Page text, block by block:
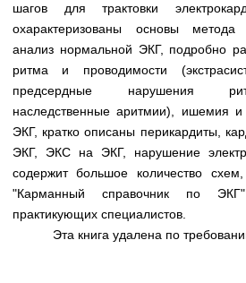
Новости (244)
Медицинская стандартизация
Нормативы экстренной и
Нормы лабораторных и
исследований
Обратная связь
шагов для трактовки
охарактеризованы основы метода
анализ нормальной ЭКГ, подробно
ритма и проводимости
предсердные нарушения
наследственные аритмии), ишемия
ЭКГ, кратко описаны перикардиты,
ЭКГ, ЭКС на ЭКГ, нарушение
содержит большое количество
"Карманный справочник по
практикующих специалистов.
Эта книга удалена по